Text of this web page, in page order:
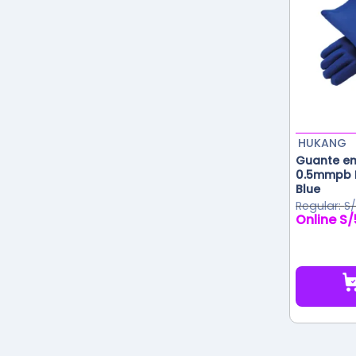
Guante
0.5mmpb
Blue
HUKANG
S/
El
S/600.00.
S/